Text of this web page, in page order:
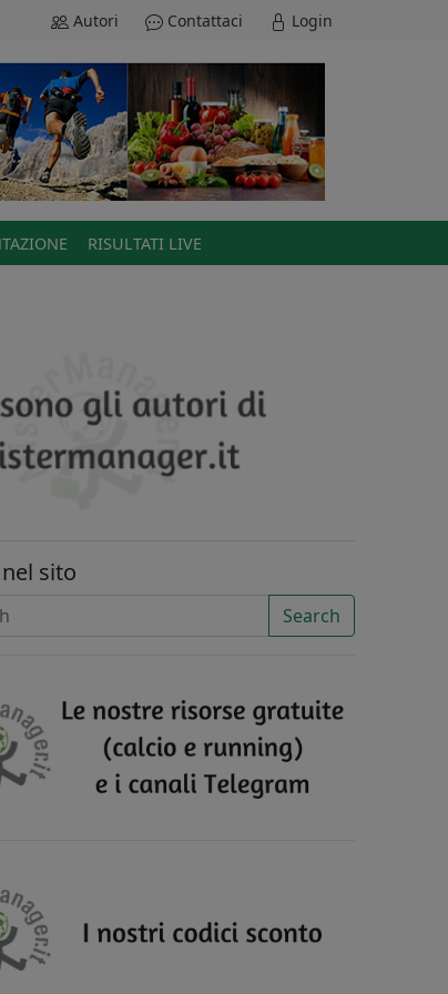
Autori Contattaci Login
RISULTATI LIVE
sito
Search